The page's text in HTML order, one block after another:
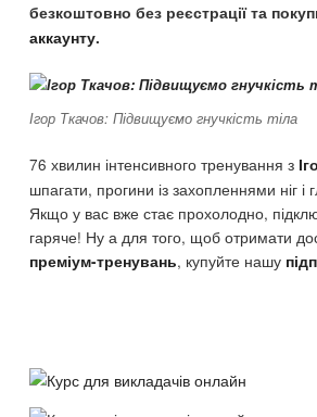
безкоштовно без реєстрації та
аккаунту.
Ігор Ткачов: Підвищуємо гнучкість тіла
76 хвилин інтенсивного тренування з
шпагати, прогини із захопленнями ніг і
Якщо у вас вже стає прохолодно,
гаряче! Ну а для того, щоб отримати
преміум-тренувань, купуйте нашу